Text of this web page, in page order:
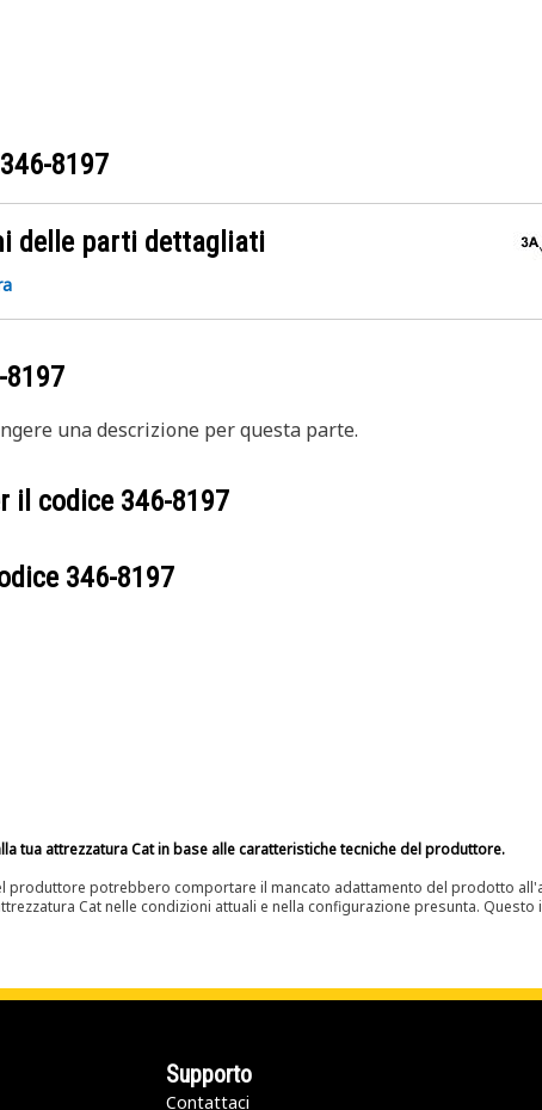
346-8197
delle parti dettagliati
8197
una descrizione per questa parte.
il codice 346-8197
346-8197
tua attrezzatura Cat in base alle caratteristiche tecniche del produttore.
produttore potrebbero comportare il mancato adattamento del prodotto
Cat nelle condizioni attuali e nella configurazione presunta.
Supporto
Contattaci